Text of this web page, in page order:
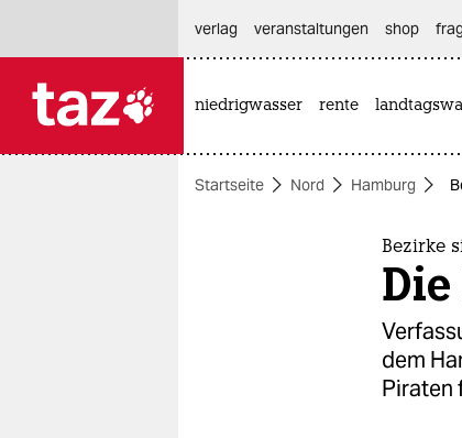
themen
verlag
veranstaltungen shop
niedrigwasser rente
Startseite Nord Hamburg
Bezirke
dem
Piraten